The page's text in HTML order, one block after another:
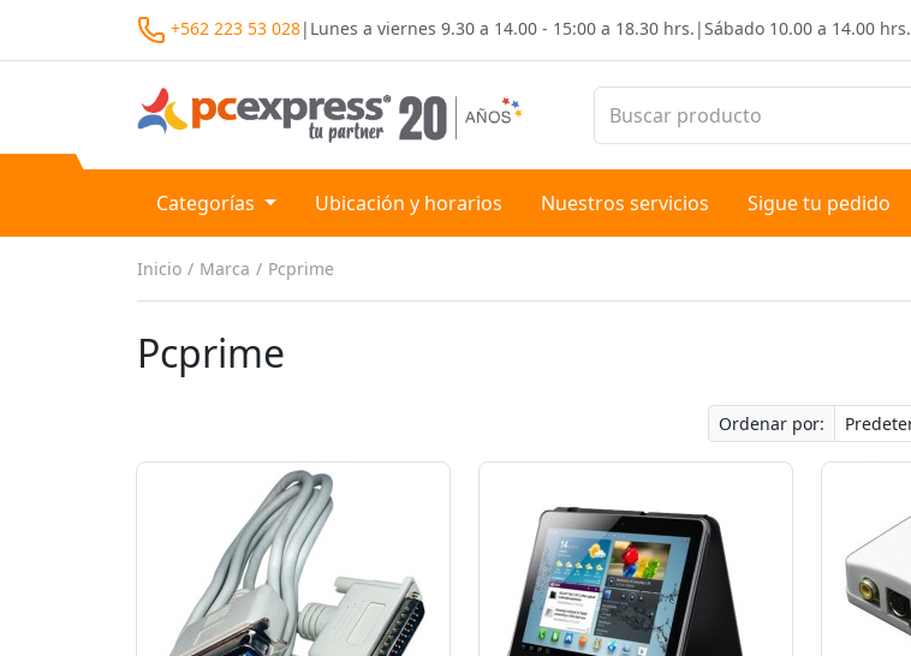
+562 223 53 028| Lunes a viernes 9.30 a 14.00 - 15:00 a 18.30 hrs. |Sábado 10.00 a 14.00 hrs.
Categorías Ubicación y horarios Nuestros servicios Sigue tu pedido
Inicio Marca Pcprime
Pcprime
Ordenar por: